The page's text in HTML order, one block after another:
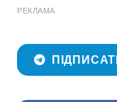
РЕКЛАМА